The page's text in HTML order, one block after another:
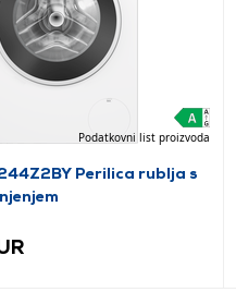
Podatkovni list proizvoda
Perilica rublja s